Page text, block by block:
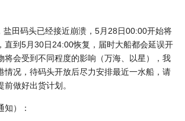
码头已经接近崩溃，5月28日00:00开始将
直到5月30日24:00恢复，届时大船都会延误开
将会受到不同程度的影响（万海、以星），我
情况，待码头开放后尽力安排最近一水船，请
做好出货计划。
知）：